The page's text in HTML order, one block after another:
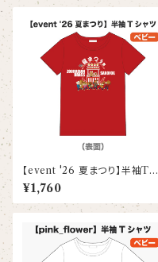
【event '26 夏まつり】半袖Tシ
ャツ(ベビー)
¥1,760